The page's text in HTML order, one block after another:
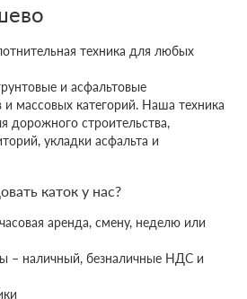
техника для любых
и асфальтовые
и массовых категорий. Наша техника
дорожного строительства,
укладки асфальта и
каток у нас?
аренда, смену, неделю или
– наличный, безналичные НДС и